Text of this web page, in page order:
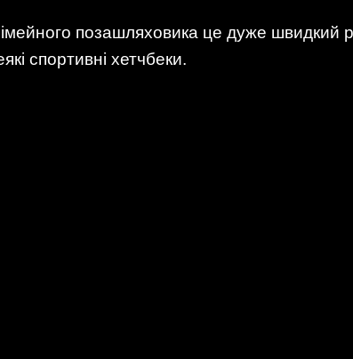
позашляховика це дуже швидкий
спортивні хетчбеки.